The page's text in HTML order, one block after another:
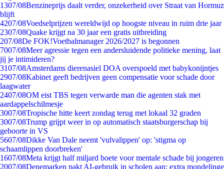
1307/08Benzineprijs daalt verder, onzekerheid over Straat van Hormuz
blijft
4207/08Voedselprijzen wereldwijd op hoogste niveau in ruim drie jaar
2307/08Quake krijgt na 30 jaar een gratis uitbreiding
207/08De FOK!Voetbalmanager 2026/2027 is begonnen
7007/08Meer agressie tegen een andersluidende politieke mening, laat
jij je intimideren?
3107/08Amsterdams dierenasiel DOA overspoeld met babykonijntjes
2907/08Kabinet geeft bedrijven geen compensatie voor schade door
laagwater
2407/08OM eist TBS tegen verwarde man die agenten stak met
aardappelschilmesje
3007/08Tropische hitte keert zondag terug met lokaal 32 graden
3007/08Trump grijpt weer in op automatisch staatsburgerschap bij
geboorte in VS
5607/08Dikke Van Dale neemt 'vulvalippen' op: 'stigma op
schaamlippen doorbreken'
1607/08Meta krijgt half miljard boete voor mentale schade bij jongeren
2007/08Denemarken pakt AI-gebruik in scholen aan: extra mondelinge